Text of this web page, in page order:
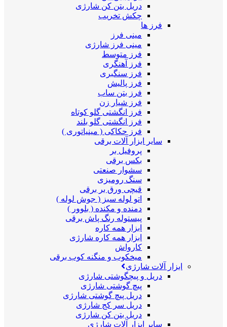
دریل بتن کن شارژی
چکش تخریب
فرز ها
مینی فرز
مینی فرز شارژی
فرز متوسط
فرز آهنگری
فرز سنگبری
فرز پالیش
فرز بتن ساب
فرز شیار زن
فرز انگشتی گلو کوتاه
فرز انگشتی گلو بلند
فرز حکاکی ( مینیاتوری )
سایر ابزار آلات برقی
پروفیل بر
بکس برقی
سشوار صنعتی
سنگ رومیزی
قیچی ورق بر برقی
اتو لوله سبز ( جوش لوله )
دمنده و مکنده ( بلوور )
پیستوله رنگ پاش برقی
ابزار همه کاره
ابزار همه کاره شارژی
کارواش
میخکوب و منگنه کوب برقی
ابزار آلات شارژی
دریل و پیچگوشتی شارژی
پیچ گوشتی شارژی
دریل پیچ گوشتی شارژی
دریل سر کج شارژی
دریل بتن کن شارژی
سایر ابزار آلات شارژی